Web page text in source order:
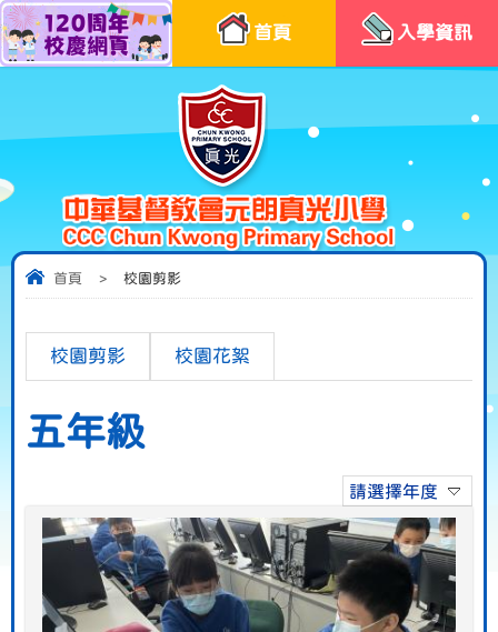
首頁 入學資訊
首頁 > 校園剪影
校園剪影 校園花絮
五年級
請選擇年度